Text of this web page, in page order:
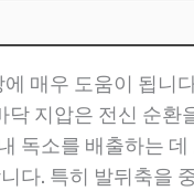
매우 도움이 됩
지압은 전신 순
독소를 배출하는
다. 특히 발뒤축을